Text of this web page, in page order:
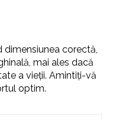
dimensiunea corectă,
mai ales dacă
a vieții. Amintiți-vă
optim.